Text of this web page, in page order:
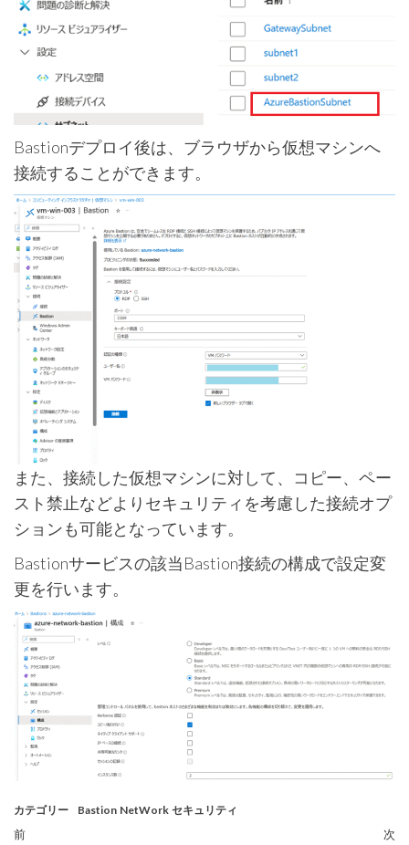
Bastionデプロイ後は、ブラウザから仮想マシンへ
接続することができます。
また、接続した仮想マシンに対して、コピー、ペー
スト禁止などよりセキュリティを考慮した接続オプ
ションも可能となっています。
Bastionサービスの該当Bastion接続の構成で設定変
更を行います。
カテゴリー Bastion NetWork セキュリティ
過
前 次